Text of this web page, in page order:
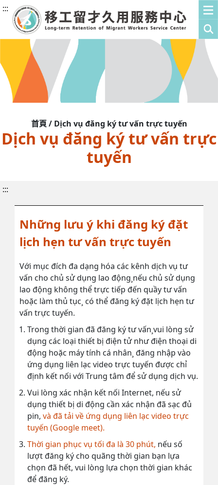
:::
首頁 / Dịch vụ đăng ký tư vấn trực tuyến
Dịch vụ đăng ký tư vấn trực
tuyến
:::
Những lưu ý khi đăng ký đặt
lịch hẹn tư vấn trực tuyến
Với mục đích đa dạng hóa các kênh dịch vụ tư
vấn cho chủ sử dụng lao động¸nếu chủ sử dụng
lao động không thể trực tiếp đến quầy tư vấn
hoặc làm thủ tục¸ có thể đăng ký đặt lịch hẹn tư
vấn trực tuyến.
Trong thời gian đã đăng ký tư vấn¸vui lòng sử
dụng các loại thiết bị điện tử như điện thoại di
động hoặc máy tính cá nhân¸ đăng nhập vào
ứng dụng liên lạc video trực tuyến được chỉ
định kết nối với Trung tâm để sử dụng dịch vụ.
Vui lòng xác nhận kết nối Internet, nếu sử
dụng thiết bị di động cần xác nhận đã sạc đủ
pin, và đã tải về ứng dụng liên lạc video trực
tuyến (Google meet).
Thời gian phục vụ tối đa là 30 phút, nếu số
lượt đăng ký cho quãng thời gian bạn lựa
chọn đã hết, vui lòng lựa chọn thời gian khác
để đăng ký.